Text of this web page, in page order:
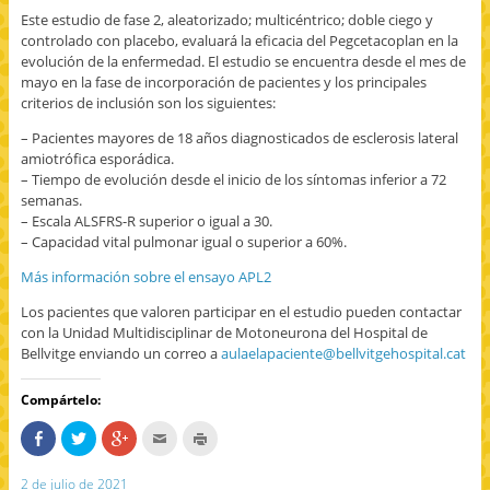
n
a
n
u
v
a
)
n
a
n
u
e
v
a
)
S
e
a
b
e
e
n
n
a
v
e
a
n
a
u
e
a
)
Este estudio de fase 2, aleatorizado; multicéntrico; doble ciego y
controlado con placebo, evaluará la eficacia del Pegcetacoplan en la
evolución de la enfermedad. El estudio se encuentra desde el mes de
mayo en la fase de incorporación de pacientes y los principales
criterios de inclusión son los siguientes:
– Pacientes mayores de 18 años diagnosticados de esclerosis lateral
amiotrófica esporádica.
– Tiempo de evolución desde el inicio de los síntomas inferior a 72
semanas.
– Escala ALSFRS-R superior o igual a 30.
– Capacidad vital pulmonar igual o superior a 60%.
Más información sobre el ensayo APL2
Los pacientes que valoren participar en el estudio pueden contactar
con la Unidad Multidisciplinar de Motoneurona del Hospital de
Bellvitge enviando un correo aaulaelapaciente@bellvitgehospital.cat
Compártelo:
C
o
p
H
a
H
a
2 de julio de 2021